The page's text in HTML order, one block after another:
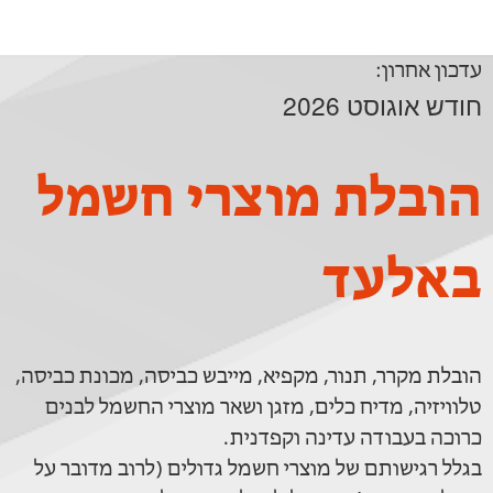
עדכון אחרון:
חודש אוגוסט 2026
הובלת מוצרי חשמל
באלעד
הובלת מקרר, תנור, מקפיא, מייבש כביסה, מכונת כביסה,
טלוויזיה, מדיח כלים, מזגן ושאר מוצרי החשמל לבנים
כרוכה בעבודה עדינה וקפדנית.
בגלל רגישותם של מוצרי חשמל גדולים (לרוב מדובר על